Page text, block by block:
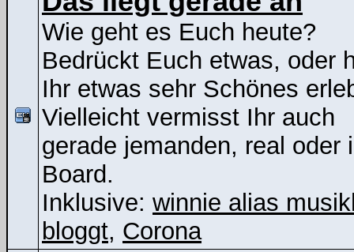
Wie geht es Euch heute?
Bedrückt Euch etwas, oder
Ihr etwas sehr Schönes
Vielleicht vermisst Ihr auch
gerade jemanden, real oder
Board.
Inklusive: winnie alias
bloggt, Corona